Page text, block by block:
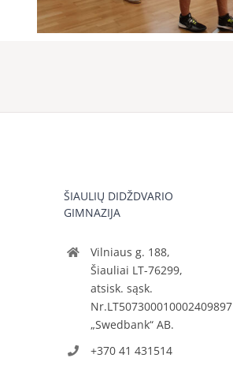
ŠIAULIŲ DIDŽDVARIO
GIMNAZIJA
Vilniaus g. 188,
Šiauliai LT-76299,
atsisk. sąsk.
Nr.LT507300010002409897
„Swedbank“ AB.
+370 41 431514